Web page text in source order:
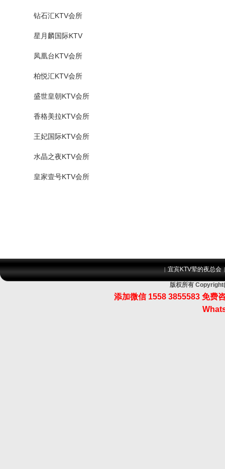
钻石汇KTV会所
星月麟国际KTV
凤凰台KTV会所
柏悦汇KTV会所
盛世皇朝KTV会所
香格美拉KTV会所
王妃国际KTV会所
水晶之夜KTV会所
皇家壹号KTV会所
|宜宾KTV荤的夜总会
版权所有
添加微信 1558 3855583 免费